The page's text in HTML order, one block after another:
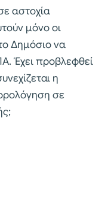
αστοχία
μόνο οι
Δημόσιο να
Έχει προβλεφθεί
η
σε